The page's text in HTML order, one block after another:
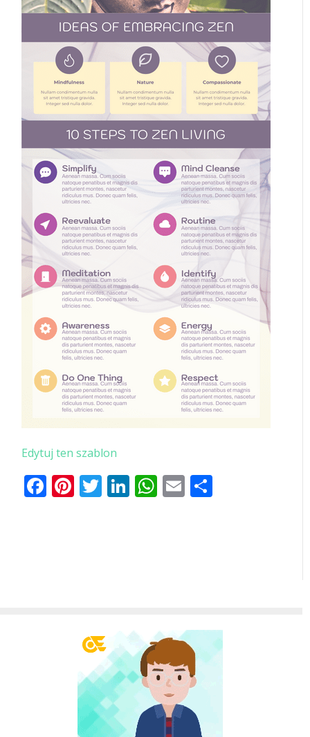
Edytuj ten szablon
Facebook
Pinterest
Twitter
LinkedIn
WhatsApp
Email